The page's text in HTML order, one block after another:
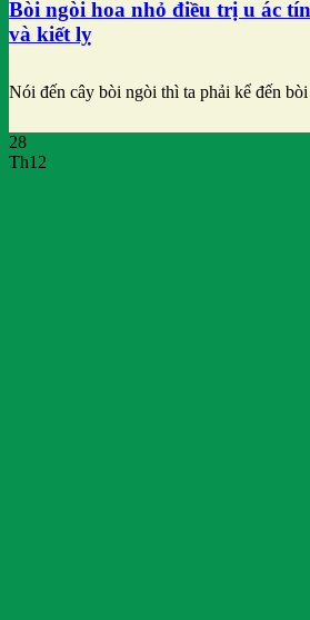
Bòi ngòi hoa nhỏ điều trị u ác
và kiết lỵ
Nói đến cây bòi ngòi thì ta phải kể đến
28
Th12